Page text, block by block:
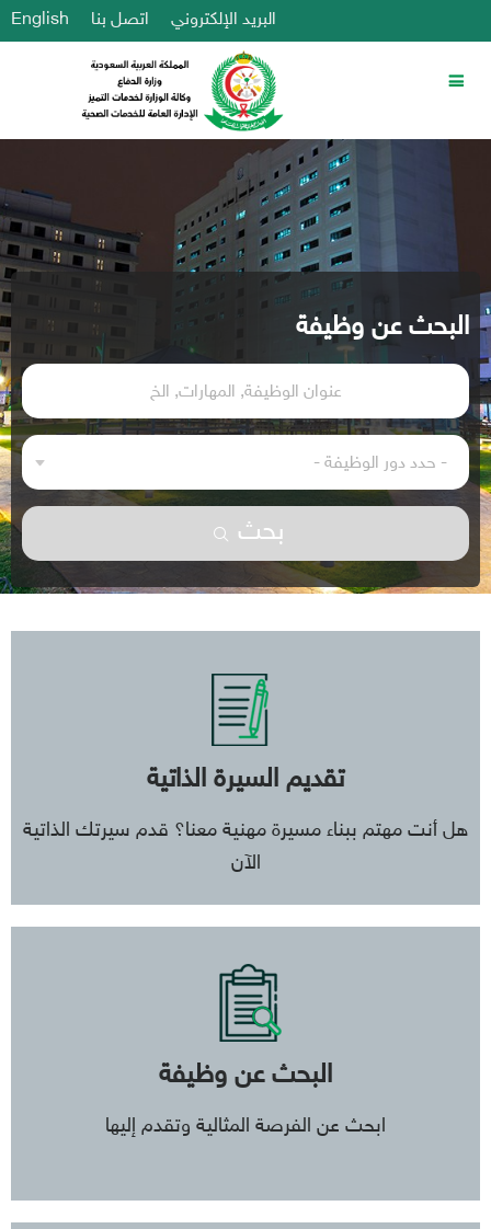
البريد الإلكتروني اتصل بنا English
البحث عن وظيفة
بحث
تقديم السيرة الذاتية
هل أنت مهتم ببناء مسيرة مهنية معنا؟ قدم سيرتك الذاتية
الآن
البحث عن وظيفة
ابحث عن الفرصة المثالية وتقدم إليها